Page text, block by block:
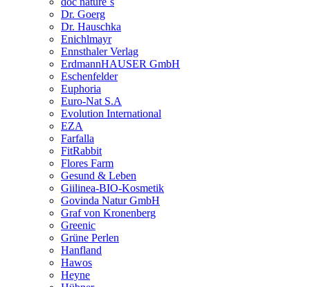
Dr. Goerg
Dr. Hauschka
Enichlmayr
Ennsthaler Verlag
ErdmannHAUSER GmbH
Eschenfelder
Euphoria
Euro-Nat S.A
Evolution International
EZA
Farfalla
FitRabbit
Flores Farm
Gesund & Leben
Giilinea-BIO-Kosmetik
Govinda Natur GmbH
Graf von Kronenberg
Greenic
Grüne Perlen
Hanfland
Hawos
Heyne